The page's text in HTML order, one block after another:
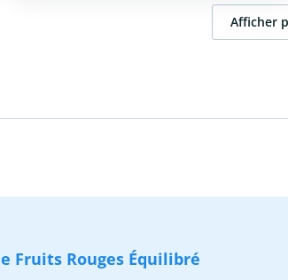
Afficher
Fruits Rouges Équilibré